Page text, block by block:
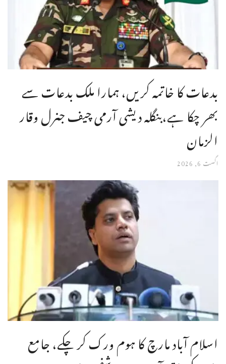
بدعات کا خاتمہ کریں، ہمارا ملک بدعات سے
بھر چکا ہے،بنگله دیشی آرمی چیف جنرل وقار
الزمان
اگست 6, 2026
اسلام آباد مارچ کا ہوم ورک کر چکے، جامع